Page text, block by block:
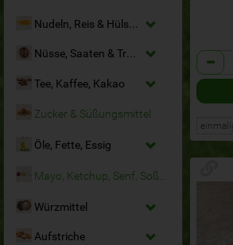
Nudeln, Reis & Hülsenfrüchte
Nüsse, Saaten & Trockenfrüchte
Tee, Kaffee, Kakao
Zucker & Süßungsmittel
Öle, Fette, Essig
Würzmittel
Aufstriche
Anzahl